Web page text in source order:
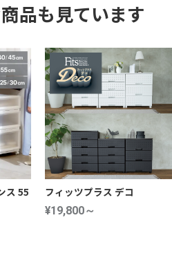
品も見ています
ス 55
フィッツプラス デコ
¥19,800～